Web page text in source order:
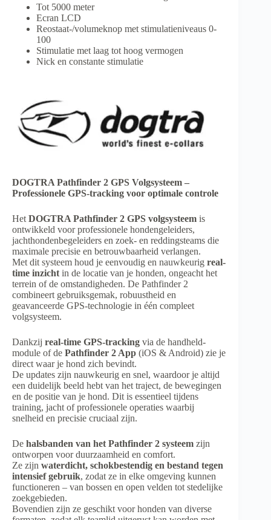
Tot 5000 meter
Ecran LCD
Reostaat-/volumeknop met stimulatieniveaus 0-
100
Stimulatie met laag tot hoog vermogen
Nick en constante stimulatie
DOGTRA Pathfinder 2 GPS Volgsysteem –
Professionele GPS-tracking voor optimale controle
Het DOGTRA Pathfinder 2 GPS volgsysteem is
ontwikkeld voor professionele hondengeleiders,
jachthondenbegeleiders en zoek- en reddingsteams die
maximale precisie en betrouwbaarheid verlangen.
Met dit systeem houd je eenvoudig en nauwkeurig real-
time inzicht in de locatie van je honden, ongeacht het
terrein of de omstandigheden. De Pathfinder 2
combineert gebruiksgemak, robuustheid en
geavanceerde GPS-technologie in één compleet
volgsysteem.
Dankzij real-time GPS-tracking via de handheld-
module of de Pathfinder 2 App (iOS & Android) zie je
direct waar je hond zich bevindt.
De updates zijn nauwkeurig en snel, waardoor je altijd
een duidelijk beeld hebt van het traject, de bewegingen
en de positie van je hond. Dit is essentieel tijdens
training, jacht of professionele operaties waarbij
snelheid en precisie cruciaal zijn.
De halsbanden van het Pathfinder 2 systeem zijn
ontworpen voor duurzaamheid en comfort.
Ze zijn waterdicht, schokbestendig en bestand tegen
intensief gebruik, zodat ze in elke omgeving kunnen
functioneren – van bossen en open velden tot stedelijke
zoekgebieden.
Bovendien zijn ze geschikt voor honden van diverse